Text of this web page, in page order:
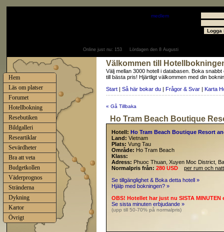
Välkommen till
Välj mellan 3000 hotell i databasen. Boka snabbt
till bästa pris! Hjärtligt välkommen med din
Start | Så här bokar du | Frågor & Svar | Karta
« Gå Tillbaka
Ho Tram Beach Boutique
Hotell: Ho Tram Beach Boutique Resort
Land: Vietnam
Plats: Vung Tau
Område: Ho Tram Beach
Klass:
Adress: Phuoc Thuan, Xuyen Moc District,
Normalpris från: 280 USD
per rum och natt
Se tillgänglighet & Boka detta hotell »
Hjälp med bokningen? »
OBS! Hotellet har just nu SISTA MINUTEN
Se sista minuten erbjudande »
(upp till 50-70% på normalpris)
Online just nu: 153 Lördagen den 8 Augusti
medlem
Hem
Läs om platser
Forumet
Hotellbokning
Resebutiken
Bildgalleri
Researtiklar
Sevärdheter
Bra att veta
Budgetkollen
Väderprognos
Stränderna
Dykning
Kartor
Övrigt